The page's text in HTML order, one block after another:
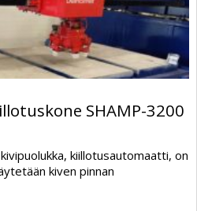
SHAMP-3200
kiillotusautomaatti, on
kiven pinnan